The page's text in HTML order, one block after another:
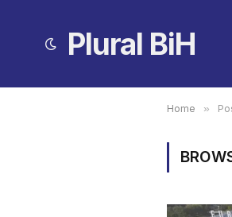
Plural BiH
Home »